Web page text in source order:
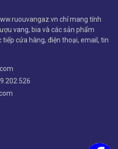
chỉ mang tính
vang, bia và các sản phẩm
tiếp cửa hàng, điện thoại, email, tin